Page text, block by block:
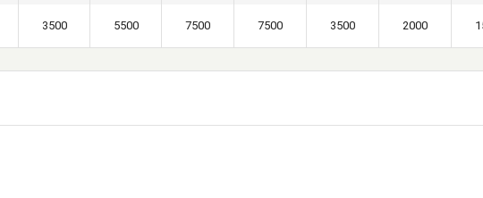
3500 5500 7500 7500 3500 2000